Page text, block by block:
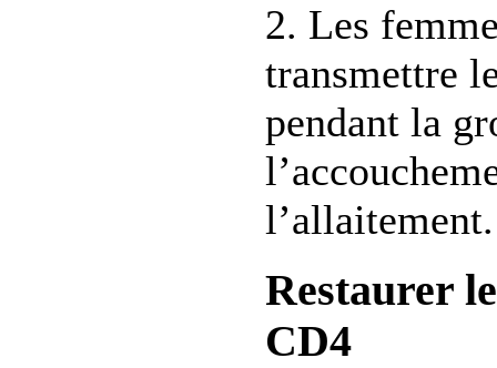
2. Les
transmettre
pendant la
l’allaitement.
Restaurer
CD4